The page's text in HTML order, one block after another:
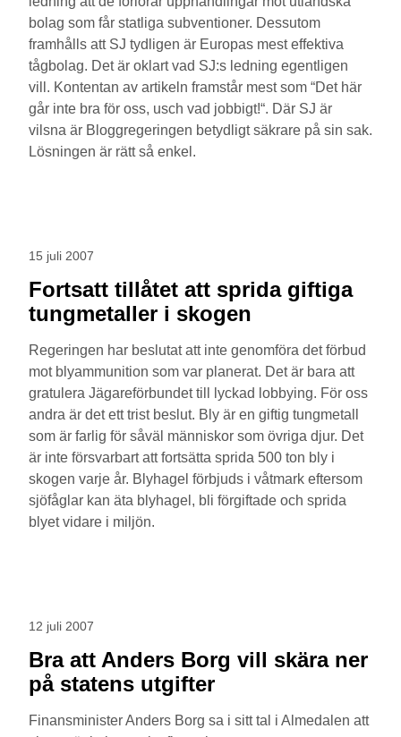
bolag som får statliga subventioner. Dessutom
framhålls att SJ tydligen är Europas mest effektiva
tågbolag. Det är oklart vad SJ:s ledning egentligen
vill. Kontentan av artikeln framstår mest som “Det här
går inte bra för oss, usch vad jobbigt!“. Där SJ är
vilsna är Bloggregeringen betydligt säkrare på sin sak.
Lösningen är rätt så enkel.
15 juli 2007
Fortsatt tillåtet att sprida giftiga
tungmetaller i skogen
Regeringen har beslutat att inte genomföra det förbud
mot blyammunition som var planerat. Det är bara att
gratulera Jägareförbundet till lyckad lobbying. För oss
andra är det ett trist beslut. Bly är en giftig tungmetall
som är farlig för såväl människor som övriga djur. Det
är inte försvarbart att fortsätta sprida 500 ton bly i
skogen varje år. Blyhagel förbjuds i våtmark eftersom
sjöfåglar kan äta blyhagel, bli förgiftade och sprida
blyet vidare i miljön.
12 juli 2007
Bra att Anders Borg vill skära ner
på statens utgifter
Finansminister Anders Borg sa i sitt tal i Almedalen att